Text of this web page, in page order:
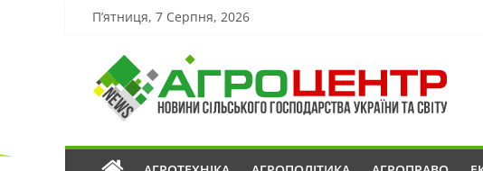
П’ятниця, 7 Серпня, 2026